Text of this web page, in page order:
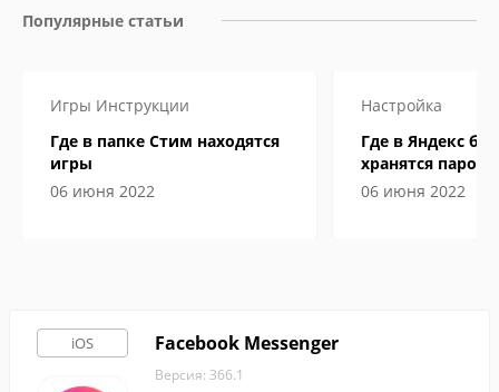
Популярные статьи
Игры Инструкции
Где в папке Стим находятся
игры
06 июня 2022
Настройка
Где в Яндекс
хранятся пароли
06 июня 2022
iOS Facebook Messenger
Версия: 366.1